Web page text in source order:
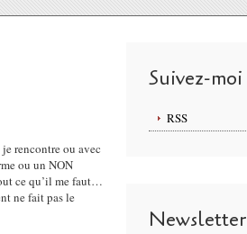
rencontre ou avec
ou un NON
ce qu’il me faut…
ne fait pas le
Suivez-moi
RSS
Newsletter